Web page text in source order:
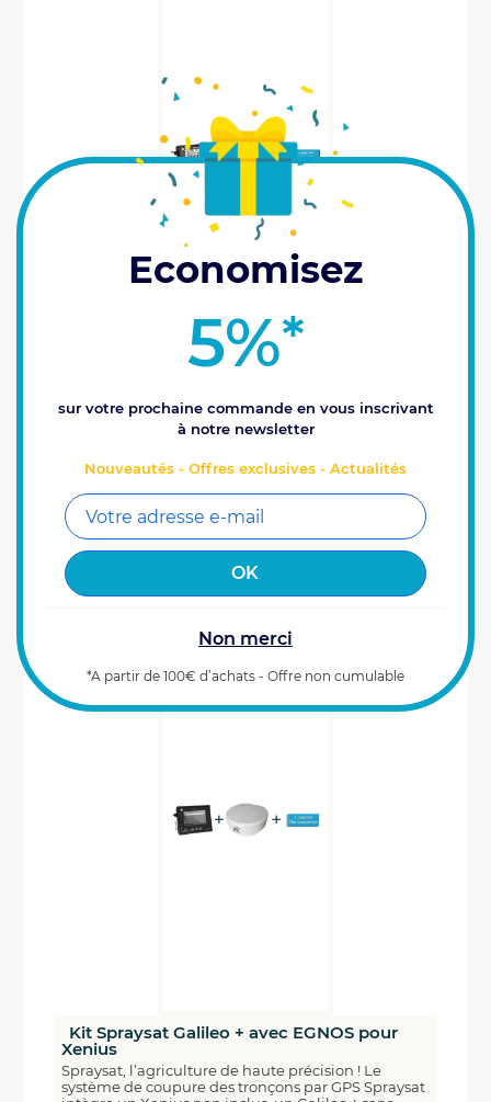
Kit Spraysat Galileo + sans EGNOS pour
Spraysat, l’agriculture de haute précision ! Le
système de coupure des tronçons par GPS Spraysat
intègre un Genius non inclus, un Galileo + sans
4100€
00
Référence : 0100244
AJOUTER AU PANIER
Derniers articles disponibles (1)
Kit Spraysat Galileo + avec EGNOS pour
Xenius
Spraysat, l’agriculture de haute précision ! Le
système de coupure des tronçons par GPS Spraysat
Economisez
5%*
sur votre prochaine commande en vous inscrivant
à notre newsletter
Nouveautés - Offres exclusives - Actualités
Non merci
*A partir de 100€ d’achats - Offre non cumulable